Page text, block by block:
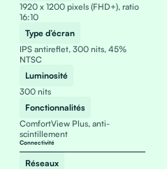
1920 x 1200 pixels (FHD+), ratio
16:10
Type d’écran
IPS antireflet, 300 nits, 45%
NTSC
Luminosité
300 nits
Fonctionnalités
ComfortView Plus, anti-
scintillement
Connectivité
Réseaux